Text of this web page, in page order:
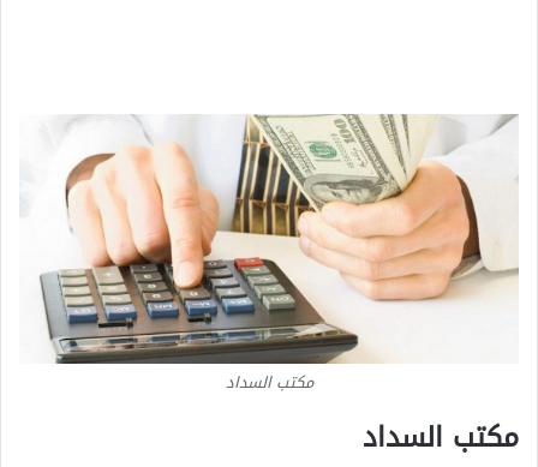
مكتب السداد
مكتب السداد